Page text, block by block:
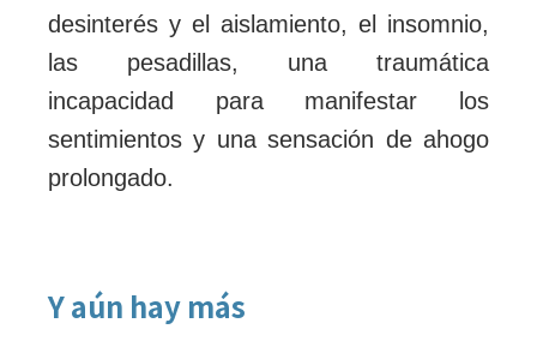
desinterés y el aislamiento, el insomnio,
las pesadillas, una traumática
incapacidad para manifestar los
sentimientos y una sensación de ahogo
prolongado.
Y aún hay más